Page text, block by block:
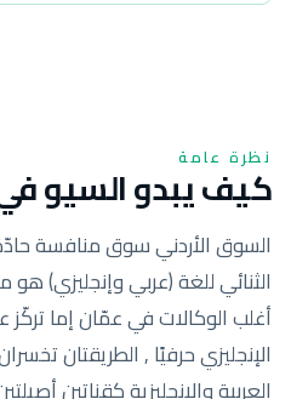
نظرة عامة
كيف يبدو السيو في
السوق الأردني سوق منافسة
الثنائي للغة (عربي وإنجليزي) هو
أغلب الوكالات في عمّان إما
الإنجليزي حرفيًا , الطريقتان
العربية والإنجليزية كقناتين